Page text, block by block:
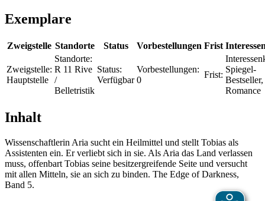
Exemplare
Zweigstelle Standorte Status Vorbestellungen Frist
Zweigstelle:
Hauptstelle
Standorte:
R 11 Rive
/
Belletristik
Status:
Verfügbar
Vorbestellungen:
0
Frist:
Spiegel-
Romance
Inhalt
Wissenschaftlerin Aria sucht ein Heilmittel und stellt Tobias als
Assistenten ein. Er verliebt sich in sie. Als Aria das Land verlassen
muss, offenbart Tobias seine besitzergreifende Seite und versucht
mit allen Mitteln, sie an sich zu binden. The Edge of Darkness,
Band 5.